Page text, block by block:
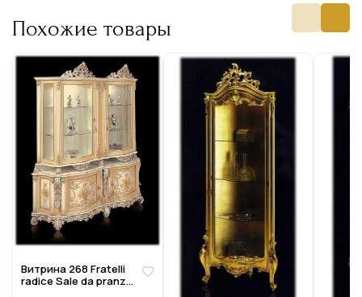
Похожие товары
Витрина 268 Fratelli
radice Sale da pranzo